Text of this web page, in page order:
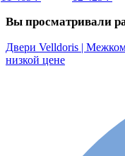
Вы просматривали
Двери Velldoris |
низкой цене